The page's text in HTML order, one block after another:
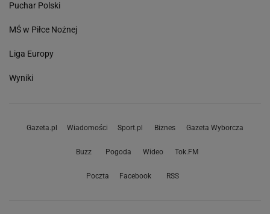
Puchar Polski
MŚ w Piłce Nożnej
Liga Europy
Wyniki
Gazeta.pl Wiadomości Sport.pl Biznes Gazeta Wyborcza
Buzz Pogoda Wideo Tok.FM
Poczta Facebook RSS